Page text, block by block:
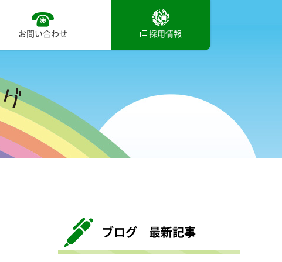
お問い合わせ 採用情報
ブログ 最新記事